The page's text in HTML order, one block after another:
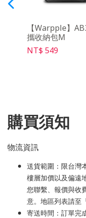
【Warpple】
攜收納包M
NT$ 549
購買須知
物流資訊
送貨範圍：限台灣
樓層加價以及偏遠
您聯繫、報價與收
意。地區列表請至
寄送時間：訂單完